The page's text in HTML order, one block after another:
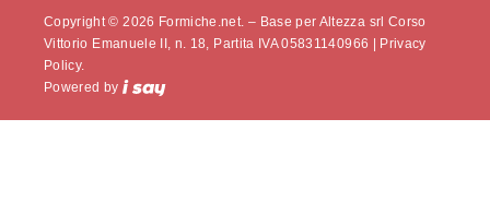
Copyright © 2026 Formiche.net. – Base per Altezza srl Corso
Vittorio Emanuele II, n. 18, Partita IVA 05831140966 | Privacy
Policy.
Powered by